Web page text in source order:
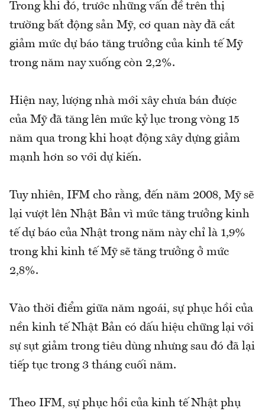
Trong khi đó, trước những vấn đề trên thị
trường bất động sản Mỹ, cơ quan này đã cắt
giảm mức dự báo tăng trưởng của kinh tế Mỹ
trong năm nay xuống còn 2,2%.
Hiện nay, lượng nhà mới xây chưa bán được
của Mỹ đã tăng lên mức kỷ lục trong vòng 15
năm qua trong khi hoạt động xây dựng giảm
mạnh hơn so với dự kiến.
Tuy nhiên, IFM cho rằng, đến năm 2008, Mỹ sẽ
lại vượt lên Nhật Bản vì mức tăng trưởng kinh
tế dự báo của Nhật trong năm này chỉ là 1,9%
trong khi kinh tế Mỹ sẽ tăng trưởng ở mức
2,8%.
Vào thời điểm giữa năm ngoái, sự phục hồi của
nền kinh tế Nhật Bản có dấu hiệu chững lại với
sự sụt giảm trong tiêu dùng nhưng sau đó đã lại
tiếp tục trong 3 tháng cuối năm.
Theo IFM, sự phục hồi của kinh tế Nhật phụ